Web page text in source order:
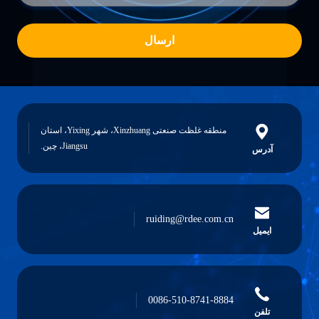
ارسال
آدرس
منطقه غلظت صنعتی Xinzhuang، شهر Yixing، استان
Jiangsu، چین.
ایمیل
ruiding@rdee.com.cn
تلفن
0086-510-8741-8884